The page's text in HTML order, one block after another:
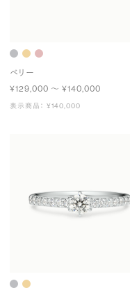
ベリー
¥129,000 〜 ¥140,000
表示商品： ¥140,000